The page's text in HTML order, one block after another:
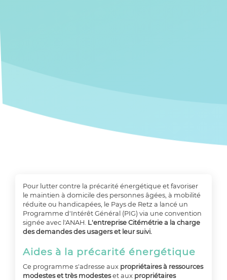
Pour lutter contre la précarité énergétique et favoriser
le maintien à domicile des personnes âgées, à mobilité
réduite ou handicapées, le Pays de Retz a lancé un
Programme d'Intérêt Général (PIG) via une convention
signée avec l'ANAH. L'entreprise Citémétrie a la charge
des demandes des usagers et leur suivi.
Aides à la précarité énergétique
Ce programme s'adresse aux propriétaires à ressources
modestes et très modesteset aux propriétaires